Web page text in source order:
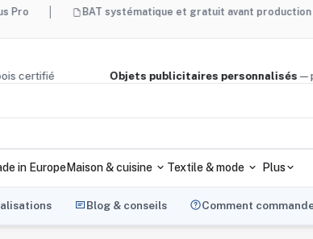
BAT systématique et gratuit avant production
bois certifié Objets publicitaires
in EuropeMaison & cuisine Textile & mode Plus
Blog & conseils Comment